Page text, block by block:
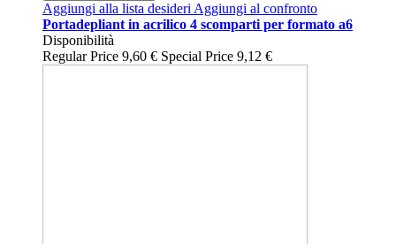
Aggiungi alla lista desideriAggiungi al confronto
Portadepliant in acrilico 4 scomparti per formato a6
Disponibilità
Regular Price 9,60 € Special Price 9,12 €